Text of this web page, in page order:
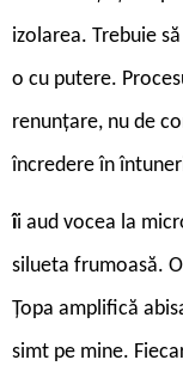
izolarea. Trebuie
o cu putere.
renunțare, nu de
încredere în
îi aud vocea la
silueta frumoasă.
Țopa amplifică
simt pe mine.